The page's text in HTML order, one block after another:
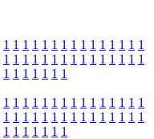
1 1 1 1 1 1 1 1 1 1 1 1 1 1 1
1 1 1 1 1 1 1 1 1 1 1 1 1 1 1
1 1 1 1 1 1 1
1 1 1 1 1 1 1 1 1 1 1 1 1 1 1
1 1 1 1 1 1 1 1 1 1 1 1 1 1 1
1 1 1 1 1 1 1